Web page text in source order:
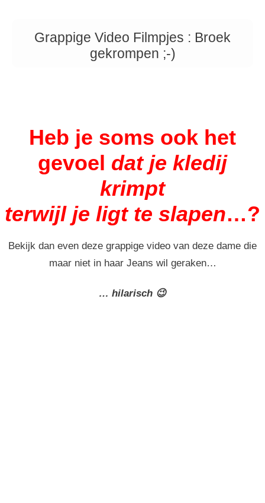
Grappige Video Filmpjes : Broek
gekrompen ;-)
Heb je soms ook het
gevoel dat je kledij
krimpt
terwijl je ligt te slapen…?
Bekijk dan even deze grappige video van deze dame die
maar niet in haar Jeans wil geraken…
… hilarisch 😉